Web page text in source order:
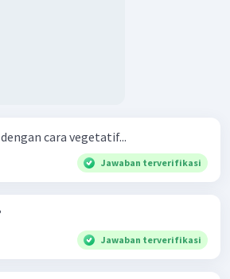
cara vegetatif...
Jawaban terverifikasi
Jawaban terverifikasi